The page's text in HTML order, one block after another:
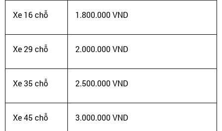
Xe 16 chỗ 1.800.000 VND
Xe 29 chỗ 2.000.000 VND
Xe 35 chỗ 2.500.000 VND
Xe 45 chỗ 3.000.000 VND